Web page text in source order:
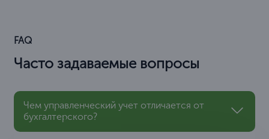
FAQ
Часто задаваемые вопросы
Чем управленческий учет отличается от
бухгалтерского?